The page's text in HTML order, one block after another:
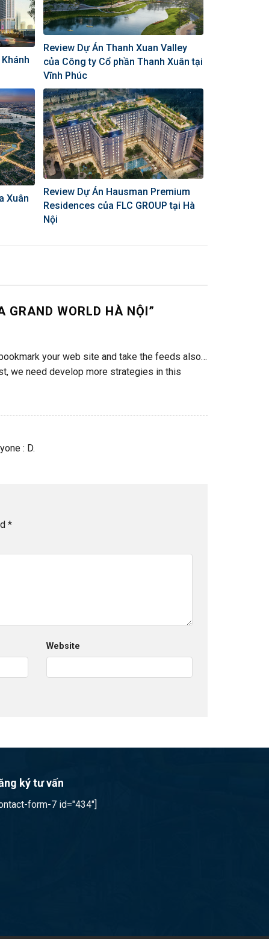
Review Dự Án Thanh Xuan Valley
của Công ty Cổ phần Thanh Xuân tại
Vĩnh Phúc
Xuân
Review Dự Án Hausman Premium
Residences của FLC GROUP tại Hà
Nội
GRAND WORLD HÀ NỘI”
your web site and take the feeds also…
we need develop more strategies in this
: D.
*
Website
ký tư vấn
form-7 id="434"]